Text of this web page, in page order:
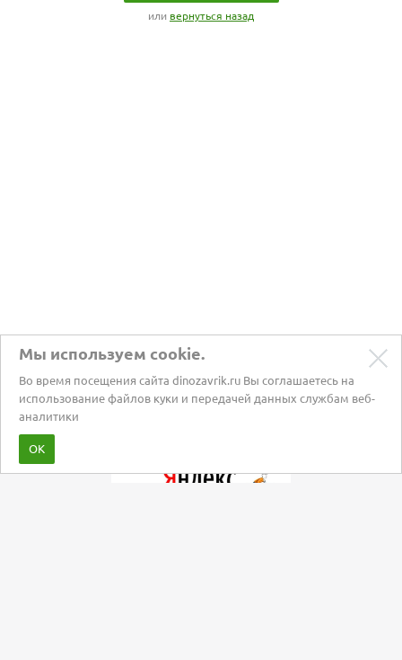
или вернуться назад
Мы используем cookie.
Во время посещения сайта dinozavrik.ru Вы соглашаетесь на
использование файлов куки и передачей данных службам веб-
аналитики
ОК